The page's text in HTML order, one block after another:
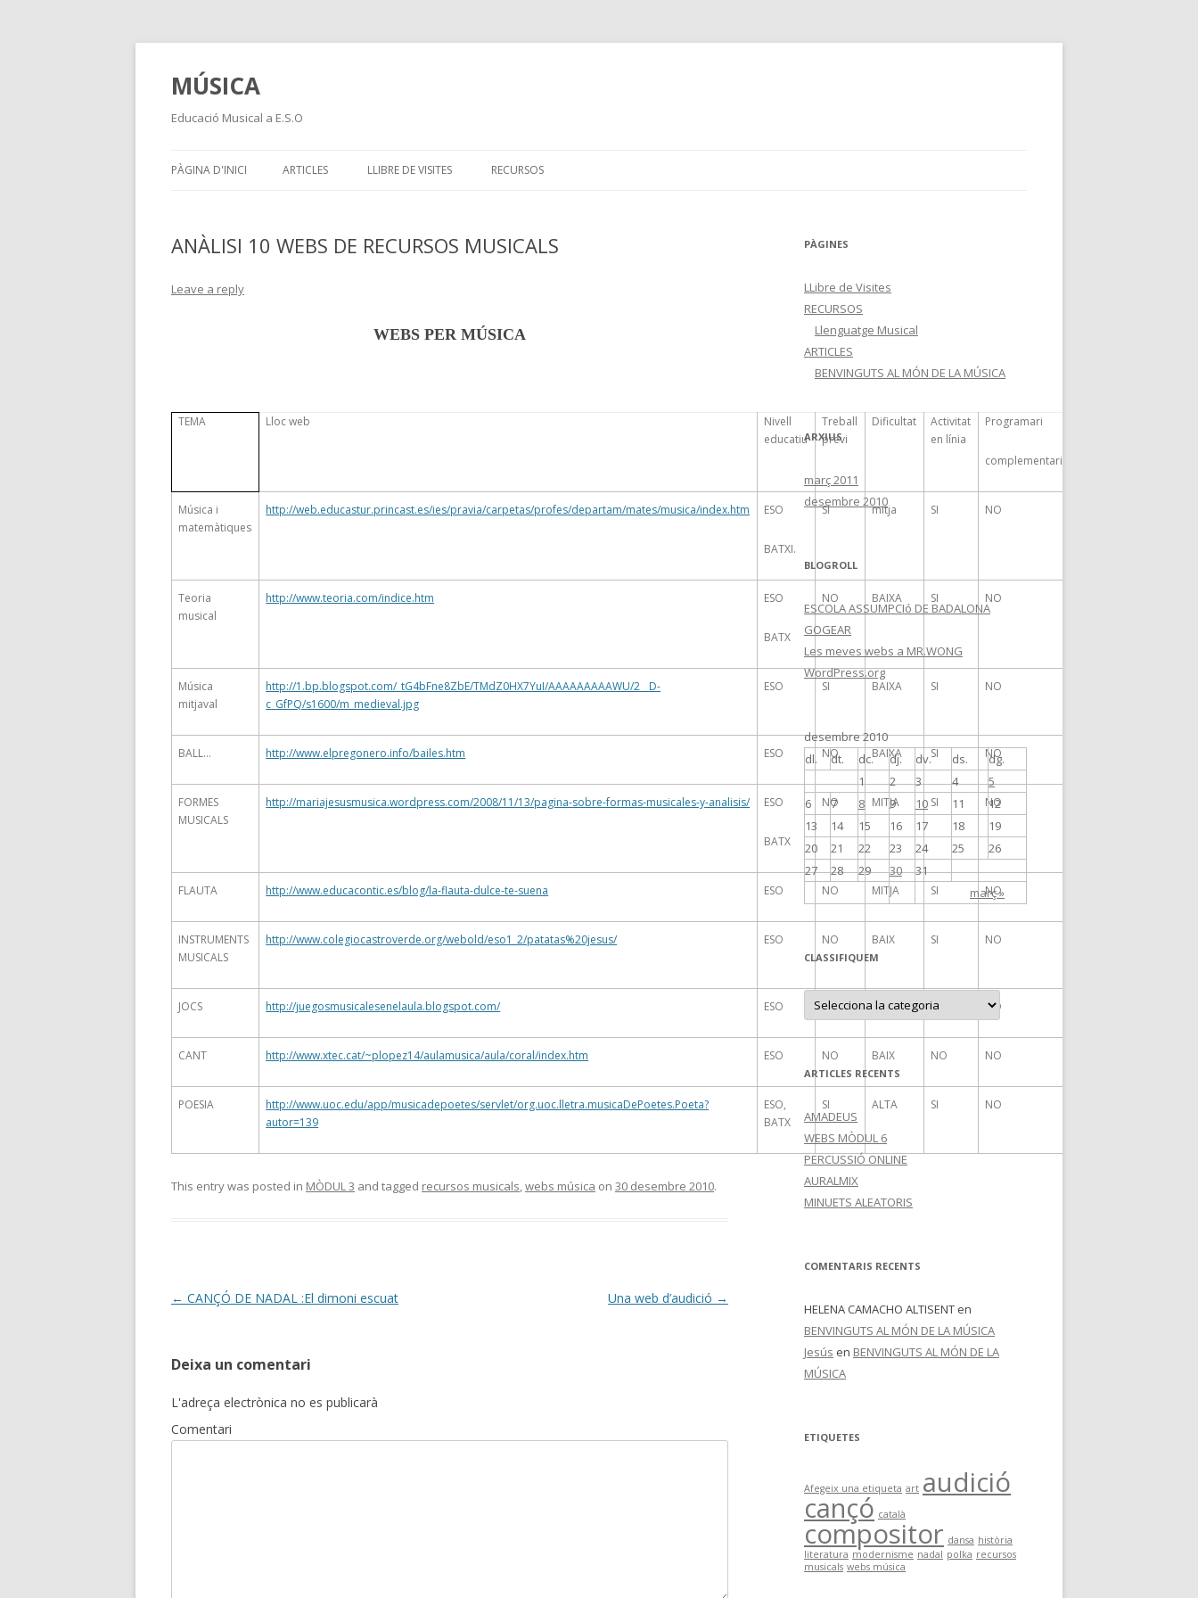
MÚSICA
Educació Musical a E.S.O
PÀGINA D'INICI ARTICLES LLIBRE DE VISITES RECURSOS
ANÀLISI 10 WEBS DE RECURSOS MUSICALS
Leave a reply
WEBS PER MÚSICA
TEMA Lloc web
Nivell
educatiu
Treball
previ
Dificultat
Activitat
en línia
Programari
complementari
Música i
matemàtiques
http://web.educastur.princast.es/ies/pravia/carpetas/profes/departam/mates/musica/index.htm ESO
BATXI.
SI mitja SI NO
Teoria
musical
http://www.teoria.com/indice.htm ESO
BATX
NO BAIXA SI NO
Música
mitjaval
http://1.bp.blogspot.com/_tG4bFne8ZbE/TMdZ0HX7YuI/AAAAAAAAAWU/2__D-
c_GfPQ/s1600/m_medieval.jpg
ESO SI BAIXA SI NO
BALL… http://www.elpregonero.info/bailes.htm ESO NO BAIXA SI NO
FORMES
MUSICALS
http://mariajesusmusica.wordpress.com/2008/11/13/pagina-sobre-formas-musicales-y-analisis/ ESO
BATX
NO MITJA SI NO
FLAUTA http://www.educacontic.es/blog/la-flauta-dulce-te-suena ESO NO MITJA SI NO
INSTRUMENTS
MUSICALS
http://www.colegiocastroverde.org/webold/eso1_2/patatas%20jesus/ ESO NO BAIX SI NO
JOCS http://juegosmusicalesenelaula.blogspot.com/ ESO NO BAIX SI NO
CANT http://www.xtec.cat/~plopez14/aulamusica/aula/coral/index.htm ESO NO BAIX NO NO
POESIA
http://www.uoc.edu/app/musicadepoetes/servlet/org.uoc.lletra.musicaDePoetes.Poeta?
autor=139
ESO,
BATX
SI ALTA SI NO
This entry was posted in MÒDUL 3 and tagged recursos musicals,webs música on 30 desembre 2010.
Post
← CANÇÓ DE NADAL :El dimoni escuat Una web d’audició →
Deixa un comentari
L'adreça electrònica no es publicarà
Comentari
PÀGINES
LLibre de Visites
RECURSOS
Llenguatge Musical
ARTICLES
BENVINGUTS AL MÓN DE LA MÚSICA
ARXIUS
març 2011
desembre 2010
BLOGROLL
ESCOLA ASSUMPCIó DE BADALONA
GOGEAR
Les meves webs a MR.WONG
WordPress.org
desembre 2010
dl.
dt. dc. dj. dv. ds. dg.
març »
1 2 3 4
5
6
7 8 9 10 11
12
13
14 15 16 17 18
19
20
21 22 23 24 25
26
27
28 29 30 31
CLASSIFIQUEM
C
A
S
F
I
E
M
ARTICLES RECENTS
AMADEUS
WEBS MÒDUL 6
PERCUSSIÓ ONLINE
AURALMIX
MINUETS ALEATORIS
COMENTARIS RECENTS
HELENA CAMACHO ALTISENT en
BENVINGUTS AL MÓN DE LA MÚSICA
Jesús en BENVINGUTS AL MÓN DE LA
MÚSICA
ETIQUETES
Afegeix una etiqueta art audició
cançó català
compositor dansa història
literatura modernisme nadal polka recursos
musicals webs música